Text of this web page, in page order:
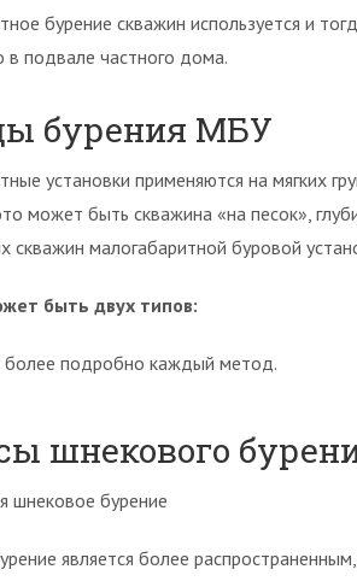
бурение скважин используется и
подвале частного дома.
бурения МБУ
установки применяются на мягких
может быть скважина «на песок»,
скважин малогабаритной буровой
быть двух типов:
более подробно каждый метод.
шнекового
шнековое бурение
является более